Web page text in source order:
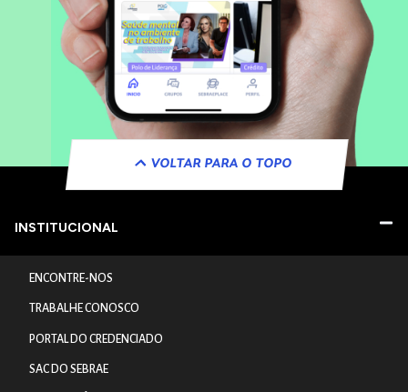
VOLTAR PARA O TOPO
INSTITUCIONAL
ENCONTRE-NOS
TRABALHE CONOSCO
PORTAL DO CREDENCIADO
SAC DO SEBRAE